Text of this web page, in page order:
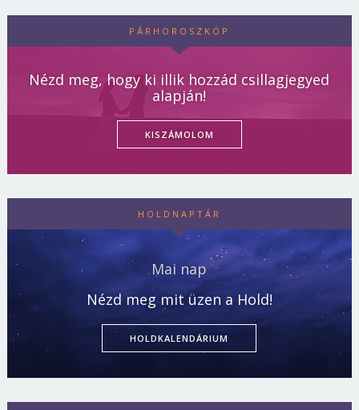
PÁRHOROSZKÓP
Nézd meg, hogy ki illik hozzád csillagjegyed
alapján!
KISZÁMOLOM
HOLDNAPTÁR
Mai nap
Nézd meg mit üzen a Hold!
HOLDKALENDÁRIUM